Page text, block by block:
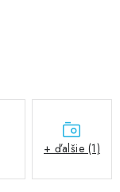
+ ďalšie (1)